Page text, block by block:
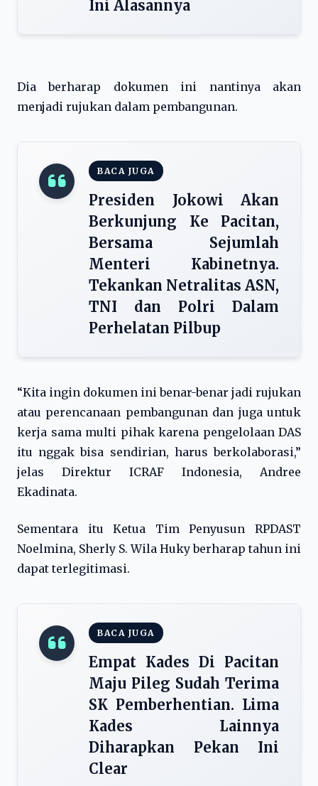
Ini Alasannya
Dia berharap dokumen ini nantinya akan
menjadi rujukan dalam pembangunan.
BACA JUGA
Presiden Jokowi Akan
Berkunjung Ke Pacitan,
Bersama Sejumlah
Menteri Kabinetnya.
Tekankan Netralitas ASN,
TNI dan Polri Dalam
Perhelatan Pilbup
“Kita ingin dokumen ini benar-benar jadi rujukan
atau perencanaan pembangunan dan juga untuk
kerja sama multi pihak karena pengelolaan DAS
itu nggak bisa sendirian, harus berkolaborasi,”
jelas Direktur ICRAF Indonesia, Andree
Ekadinata.
Sementara itu Ketua Tim Penyusun RPDAST
Noelmina, Sherly S. Wila Huky berharap tahun ini
dapat terlegitimasi.
BACA JUGA
Empat Kades Di Pacitan
Maju Pileg Sudah Terima
SK Pemberhentian. Lima
Kades Lainnya
Diharapkan Pekan Ini
Clear